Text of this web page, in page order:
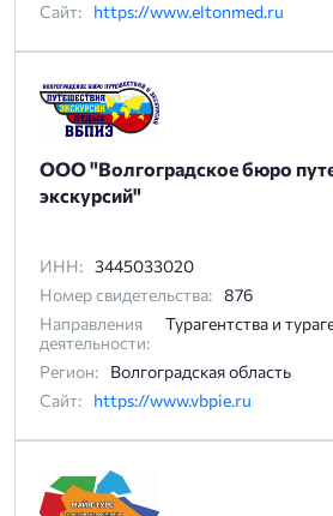
Сайт:
https://www.eltonmed.ru
ООО "Волгоградское бюро
экскурсий"
ИНН: 3445033020
Номер свидетельства: 876
Направления
деятельности:
Турагентства и
Регион:
Волгоградская область
Сайт:
https://www.vbpie.ru